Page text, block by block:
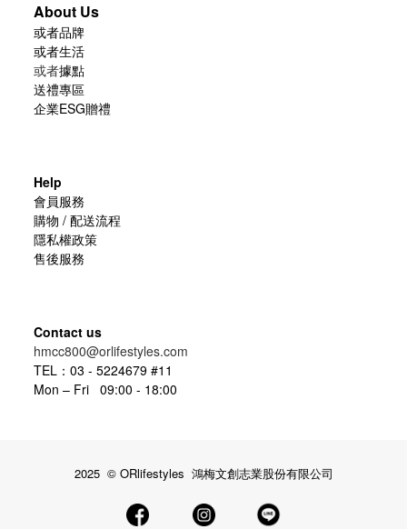
About Us
或者品牌
或者生活
或者據點
送禮專區
企業ESG贈禮
Help
會員服務
購物 / 配送流程
隱私權政策
售後服務
Contact us
hmcc800@orlifestyles.com
TEL：03 - 5224679 #11
Mon – Fri 09:00 - 18:00
2025 © ORlifestyles 鴻梅文創志業股份有限公司